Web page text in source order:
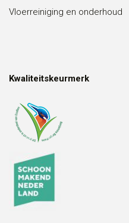
Vloerreiniging en onderhoud
Kwaliteitskeurmerk